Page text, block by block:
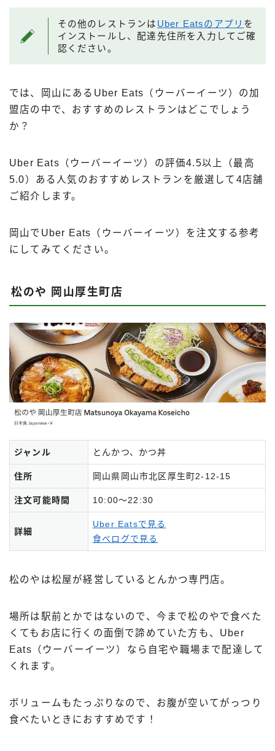
その他のレストランは Uber Eatsのアプリ を
インストールし、配達先住所を入力してご確
認ください。
では、岡山にあるUber Eats（ウーバーイーツ）の加
盟店の中で、おすすめのレストランはどこでしょう
か？
Uber Eats（ウーバーイーツ）の評価4.5以上（最高
5.0）ある人気のおすすめレストランを厳選して4店舗
ご紹介します。
岡山でUber Eats（ウーバーイーツ）を注文する参考
にしてみてください。
松のや 岡山厚生町店
ジャンル とんかつ、かつ丼
住所 岡山県岡山市北区厚生町2-12-15
注文可能時間 10:00～22:30
詳細
Uber Eatsで見る
食べログで見る
松のやは松屋が経営しているとんかつ専門店。
場所は駅前とかではないので、今まで松のやで食べた
くてもお店に行くの面倒で諦めていた方も、Uber
Eats（ウーバーイーツ）なら自宅や職場まで配達して
くれます。
ボリュームもたっぷりなので、お腹が空いてがっつり
食べたいときにおすすめです！